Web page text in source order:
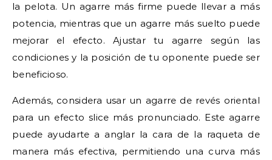
la pelota. Un agarre más firme puede llevar a más
potencia, mientras que un agarre más suelto puede
mejorar el efecto. Ajustar tu agarre según las
condiciones y la posición de tu oponente puede ser
beneficioso.
Además, considera usar un agarre de revés oriental
para un efecto slice más pronunciado. Este agarre
puede ayudarte a anglar la cara de la raqueta de
manera más efectiva, permitiendo una curva más